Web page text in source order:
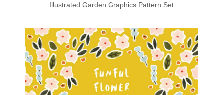
Illustrated Garden Graphics Pattern Set